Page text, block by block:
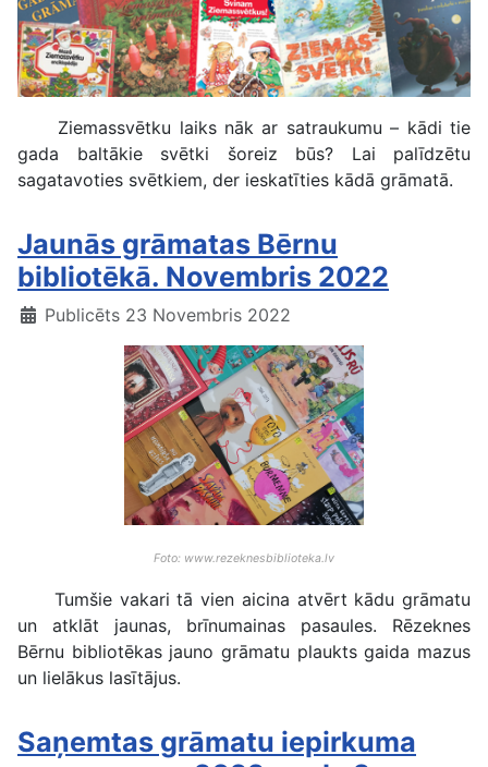
Ziemassvētku laiks nāk ar satraukumu – kādi tie
gada baltākie svētki šoreiz būs? Lai palīdzētu
sagatavoties svētkiem, der ieskatīties kādā grāmatā.
Jaunās grāmatas Bērnu
bibliotēkā. Novembris 2022
Publicēts 23 Novembris 2022
Foto: www.rezeknesbiblioteka.lv
Tumšie vakari tā vien aicina atvērt kādu grāmatu
un atklāt jaunas, brīnumainas pasaules. Rēzeknes
Bērnu bibliotēkas jauno grāmatu plaukts gaida mazus
un lielākus lasītājus.
Saņemtas grāmatu iepirkuma